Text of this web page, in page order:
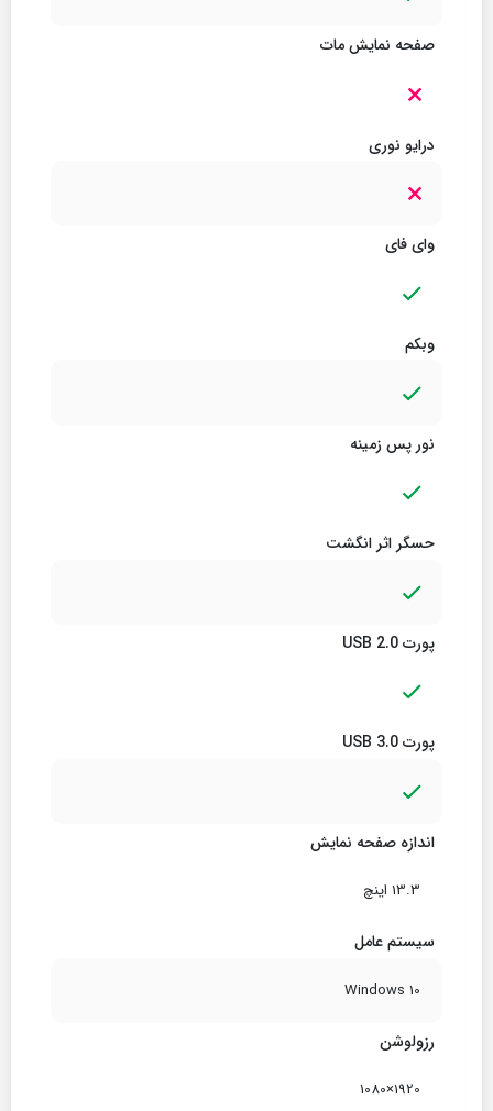
صفحه نمایش مات
درایو نوری
وای فای
وبکم
نور پس زمینه
حسگر اثر انگشت
پورت USB 2.0
پورت USB 3.0
اندازه صفحه نمایش
13.3 اینچ
سیستم عامل
Windows 10
رزولوشن
1920×1080